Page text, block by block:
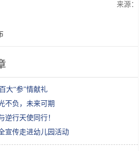
来源：
大“参”情献礼
不负，未来可期
逆行天使同行！
宣传走进幼儿园活动